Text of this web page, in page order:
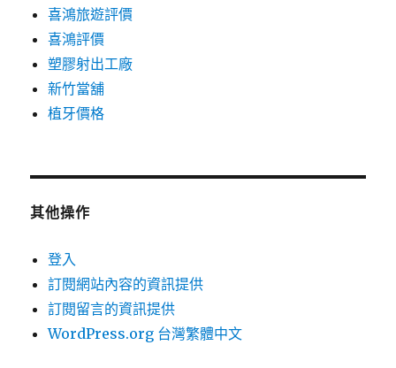
喜鴻旅遊評價
喜鴻評價
塑膠射出工廠
新竹當舖
植牙價格
其他操作
登入
訂閱網站內容的資訊提供
訂閱留言的資訊提供
WordPress.org 台灣繁體中文